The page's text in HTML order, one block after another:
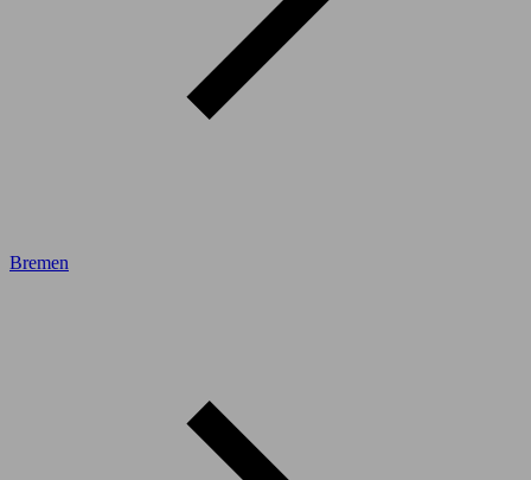
Bremen